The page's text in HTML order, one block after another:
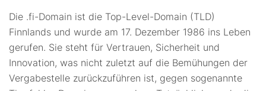
Die .fi-Domain ist die Top-Level-Domain (TLD)
Finnlands und wurde am 17. Dezember 1986 ins Leben
gerufen. Sie steht für Vertrauen, Sicherheit und
Innovation, was nicht zuletzt auf die Bemühungen der
Vergabestelle zurückzuführen ist, gegen sogenannte